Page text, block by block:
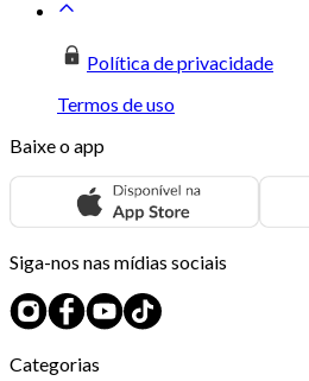
Política de privacidade
Termos de uso
Baixe o app
Siga-nos nas mídias sociais
Categorias